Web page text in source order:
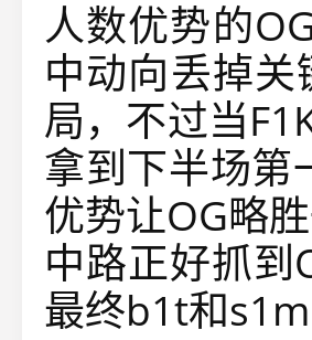
人数优势的
中动向丢掉
局，不过当
拿到下半场第
优势让OG略
中路正好抓
最终b1t和